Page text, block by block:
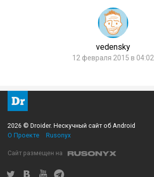
vedensky
12 февраля 2015 в 04:02
2026 © Droider. Нескучный сайт об Android
О Проекте
Rusonyx
Сайт размещен на